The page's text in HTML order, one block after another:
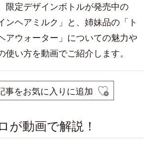
限定デザインボトルが発売中の
ンヘアミルク」と、姉妹品の「ト
アウォーター」についての魅力や
使い方を動画でご紹介します。
事をお気に入りに追加
が動画で解説！